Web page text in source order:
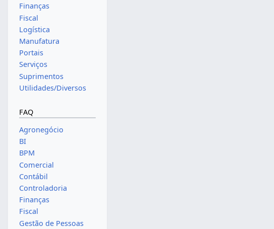
Finanças
Fiscal
Logística
Manufatura
Portais
Serviços
Suprimentos
Utilidades/Diversos
FAQ
Agronegócio
BI
BPM
Comercial
Contábil
Controladoria
Finanças
Fiscal
Gestão de Pessoas